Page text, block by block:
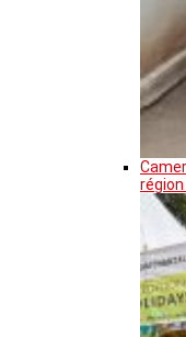
région